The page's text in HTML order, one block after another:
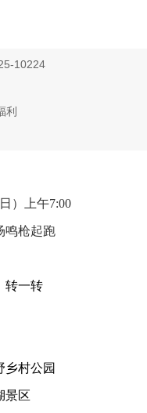
10224
利
）上午7:00
鸣枪起跑
转一转
乡村公园
景区